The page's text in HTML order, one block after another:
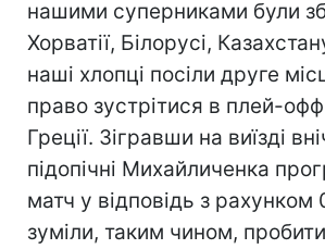
нашими суперниками були
Хорватії, Білорусі,
наші хлопці посіли друге
право зустрітися в плей-офф
Греції. Зігравши на виїзді
підопічні Михайличенка
матч у відповідь з рахунком
зуміли, таким чином,